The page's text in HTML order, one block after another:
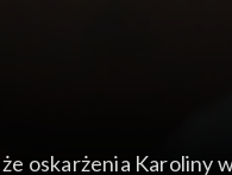
oskarżenia Karoliny